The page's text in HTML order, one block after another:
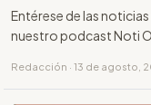
Entérese de las
nuestro podcast Noti
Redacción · 13 de agosto,